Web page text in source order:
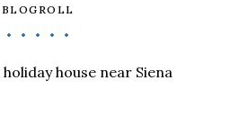
BLOGROLL
house near Siena